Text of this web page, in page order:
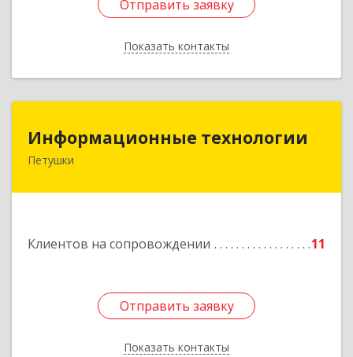
Отправить заявку
Показать контакты
Отправить заявку
Назад
Информационные технологии
Петушки
Клиентов на сопровождении 11
Отправить заявку
Показать контакты
Информационные технологии
Отправить заявку
Назад